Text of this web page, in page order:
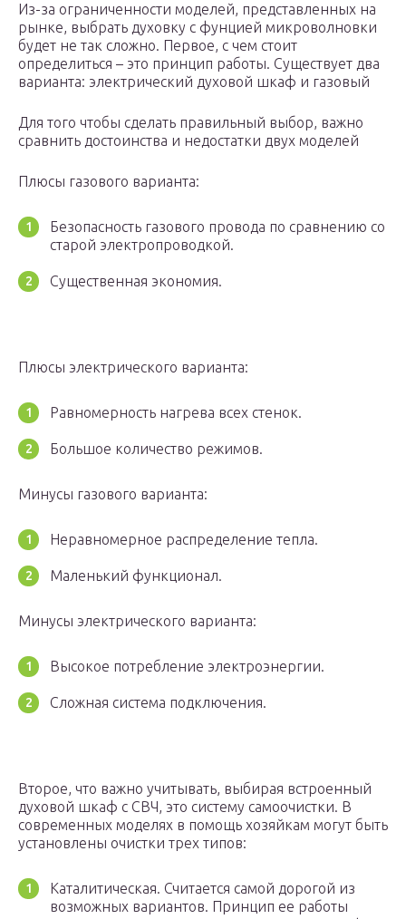
Из-за ограниченности моделей, представленных на
рынке, выбрать духовку с фунцией микроволновки
будет не так сложно. Первое, с чем стоит
определиться – это принцип работы. Существует два
варианта: электрический духовой шкаф и газовый
Для того чтобы сделать правильный выбор, важно
сравнить достоинства и недостатки двух моделей
Плюсы газового варианта:
Безопасность газового провода по сравнению со
старой электропроводкой.
Существенная экономия.
Плюсы электрического варианта:
Равномерность нагрева всех стенок.
Большое количество режимов.
Минусы газового варианта:
Неравномерное распределение тепла.
Маленький функционал.
Минусы электрического варианта:
Высокое потребление электроэнергии.
Сложная система подключения.
Второе, что важно учитывать, выбирая встроенный
духовой шкаф с СВЧ, это систему самоочистки. В
современных моделях в помощь хозяйкам могут быть
установлены очистки трех типов:
Каталитическая. Считается самой дорогой из
возможных вариантов. Принцип ее работы